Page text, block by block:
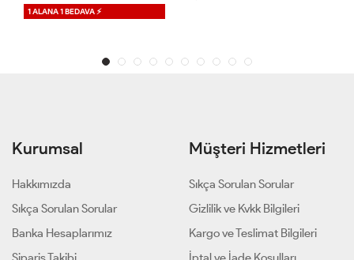
Kurumsal
Hakkımızda
Sıkça Sorulan Sorular
Banka Hesaplarımız
Müşteri Hizmetleri
Sıkça Sorulan Sorular
Gizlilik ve Kvkk Bilgileri
Kargo ve Teslimat Bilgileri